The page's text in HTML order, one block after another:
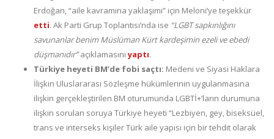
Erdoğan, “aile kavramına yaklaşımı” için Meloni’ye teşekkür
etti. Ak Parti Grup Toplantısı’nda ise “LGBT sapkınlığını
savunanlar benim Müslüman Kürt kardeşimin ezeli ve ebedi
düşmanıdır”açıklamasınıyaptı.
Türkiye heyeti BM’de fobi saçtı: Medeni ve Siyasi Haklara
İlişkin Uluslararası Sözleşme hükümlerinin uygulanmasına
ilişkin gerçekleştirilen BM oturumunda LGBTİ+’ların durumuna
ilişkin sorulan soruya Türkiye heyeti “Lezbiyen, gey, biseksüel,
trans ve interseks kişiler Türk aile yapısı için bir tehdit olarak